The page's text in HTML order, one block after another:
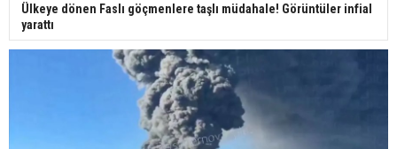
Ülkeye dönen Faslı göçmenlere taşlı müdahale! Görüntüler infial
yarattı